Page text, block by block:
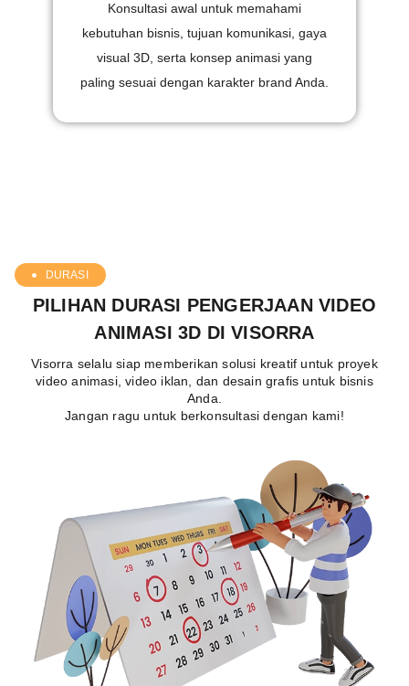
Konsultasi awal untuk memahami
kebutuhan bisnis, tujuan komunikasi, gaya
visual 3D, serta konsep animasi yang
paling sesuai dengan karakter brand Anda.
DURASI
PILIHAN DURASI PENGERJAAN VIDEO
ANIMASI 3D DI VISORRA
Visorra selalu siap memberikan solusi kreatif untuk proyek
video animasi, video iklan, dan desain grafis untuk bisnis
Anda.
Jangan ragu untuk berkonsultasi dengan kami!